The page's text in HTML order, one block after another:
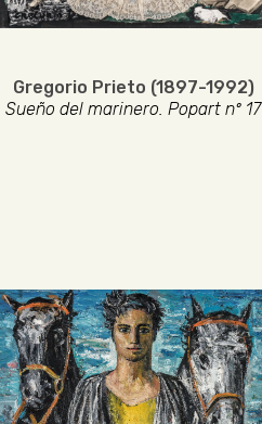
Gregorio Prieto (1897-1992)
Sueño del marinero. Popart nº 17